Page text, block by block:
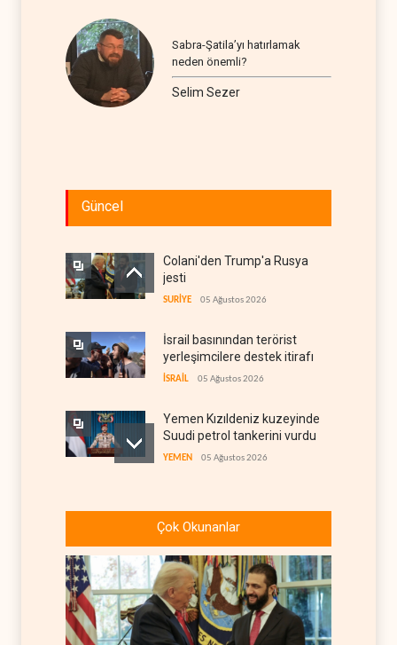
Sabra-Şatila’yı hatırlamak
neden önemli?
Selim Sezer
Güncel
Colani'den Trump'a Rusya
jesti
SURİYE 05 Ağustos 2026
İsrail basınından terörist
yerleşimcilere destek itirafı
İSRAİL 05 Ağustos 2026
Yemen Kızıldeniz kuzeyinde
Suudi petrol tankerini vurdu
YEMEN 05 Ağustos 2026
Lübnan'daki lüks oteli
yağmaladığı ortaya çıktı
Hürmüz ve Babülmendep
boğazlarında gemi trafiği
durağan seyrini koruyor
İRAN 05 Ağustos 2026
Çok Okunanlar